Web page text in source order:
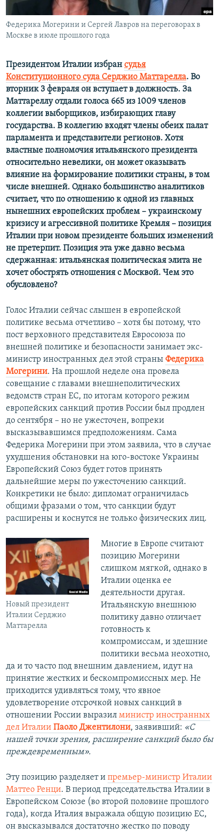
Հայերեն
English
Все сайты Радио Азатутюн
Федерика Могерини и Сергей Лавров на переговорах в
Москве в июле прошлого года
Президентом Италии избран судья
Конституционного суда Серджио Маттарелла. Во
вторник 3 февраля он вступает в должность. За
Маттареллу отдали голоса 665 из 1009 членов
коллегии выборщиков, избирающих главу
государства. В коллегию входят члены обеих палат
парламента и представители регионов. Хотя
властные полномочия итальянского президента
относительно невелики, он может оказывать
влияние на формирование политики страны, в том
числе внешней. Однако большинство аналитиков
считает, что по отношению к одной из главных
нынешних европейских проблем – украинскому
кризису и агрессивной политике Кремля – позиция
Италии при новом президенте больших изменений
не претерпит. Позиция эта уже давно весьма
сдержанная: итальянская политическая элита не
хочет обострять отношения с Москвой. Чем это
обусловлено?
Голос Италии сейчас слышен в европейской
политике весьма отчетливо – хотя бы потому, что
пост верховного представителя Евросоюза по
внешней политике и безопасности занимает экс-
министр иностранных дел этой страны Федерика
Могерини. На прошлой неделе она провела
совещание с главами внешнеполитических
ведомств стран ЕС, по итогам которого режим
европейских санкций против России был продлен
до сентября – но не ужесточен, вопреки
высказывавшимся предположениям. Сама
Федерика Могерини при этом заявила, что в случае
ухудшения обстановки на юго-востоке Украины
Европейский Союз будет готов принять
дальнейшие меры по ужесточению санкций.
Конкретики не было: дипломат ограничилась
общими фразами о том, что санкции будут
расширены и коснутся не только физических лиц.
Новый президент
Италии Серджио
Маттарелла
Многие в Европе считают
позицию Могерини
слишком мягкой, однако в
Италии оценка ее
деятельности другая.
Итальянскую внешнюю
политику давно отличает
готовность к
компромиссам, и здешние
политики весьма неохотно,
да и то часто под внешним давлением, идут на
принятие жестких и бескомпромиссных мер. Не
приходится удивляться тому, что явное
удовлетворение отсрочкой новых санкций в
отношении России выразил министр иностранных
дел Италии Паоло Джентилони, заявивший: «С
нашей точки зрения, расширение санкций было бы
преждевременным».
Эту позицию разделяет и премьер-министр Италии
Маттео Ренци. В период председательства Италии в
Европейском Союзе (во второй половине прошлого
года), когда Италия выражала общую позицию ЕС,
он высказывался достаточно жестко по поводу